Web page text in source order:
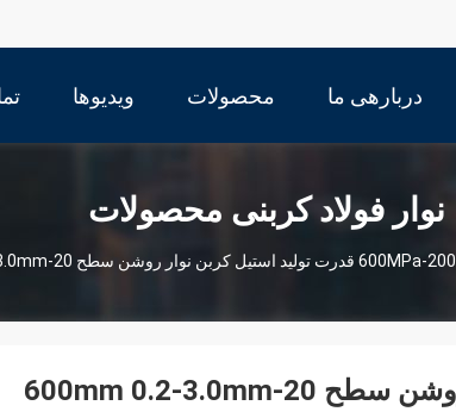
دربارهی ما محصولات ویدیوها
نوار فولاد کربنی محصولات
200-600MPa قدرت تولید استیل کربن نوار روشن سطح 20-600mm 0.2-3.0mm